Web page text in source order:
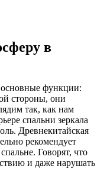
в
основные функции:
стороны, они
так, как нам
спальни зеркала
Древнекитайская
рекомендует
Говорят, что
и даже нарушать